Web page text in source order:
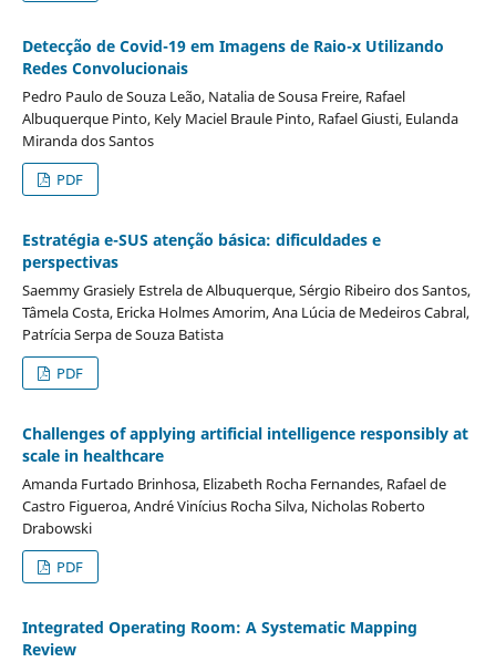
Detecção de Covid-19 em Imagens de Raio-x Utilizando
Redes Convolucionais
Pedro Paulo de Souza Leão, Natalia de Sousa Freire, Rafael
Albuquerque Pinto, Kely Maciel Braule Pinto, Rafael Giusti, Eulanda
Miranda dos Santos
PDF
Estratégia e-SUS atenção básica: dificuldades e
perspectivas
Saemmy Grasiely Estrela de Albuquerque, Sérgio Ribeiro dos Santos,
Tâmela Costa, Ericka Holmes Amorim, Ana Lúcia de Medeiros Cabral,
Patrícia Serpa de Souza Batista
PDF
Challenges of applying artificial intelligence responsibly at
scale in healthcare
Amanda Furtado Brinhosa, Elizabeth Rocha Fernandes, Rafael de
Castro Figueroa, André Vinícius Rocha Silva, Nicholas Roberto
Drabowski
PDF
Integrated Operating Room: A Systematic Mapping
Review